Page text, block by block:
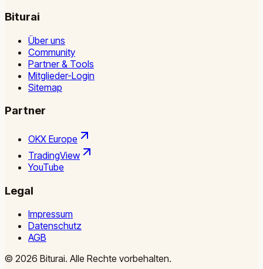
Biturai
Über uns
Community
Partner & Tools
Mitglieder-Login
Sitemap
Partner
OKX Europe
TradingView
YouTube
Legal
Impressum
Datenschutz
AGB
© 2026 Biturai. Alle Rechte vorbehalten.